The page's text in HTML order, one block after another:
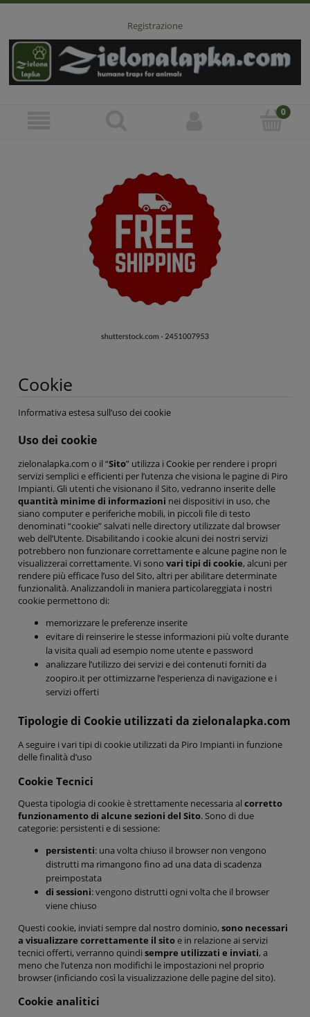
Registrazione
Cookie
Informativa estesa sull’uso dei cookie
Uso dei cookie
zielonalapka.com o il “Sito” utilizza i Cookie per rendere i propri
servizi semplici e efficienti per l’utenza che visiona le pagine di Piro
Impianti. Gli utenti che visionano il Sito, vedranno inserite delle
quantità minime di informazioni nei dispositivi in uso, che
siano computer e periferiche mobili, in piccoli file di testo
denominati “cookie” salvati nelle directory utilizzate dal browser
web dell’Utente. Disabilitando i cookie alcuni dei nostri servizi
potrebbero non funzionare correttamente e alcune pagine non le
visualizzerai correttamente. Vi sono vari tipi di cookie, alcuni per
rendere più efficace l’uso del Sito, altri per abilitare determinate
funzionalità. Analizzandoli in maniera particolareggiata i nostri
cookie permettono di:
memorizzare le preferenze inserite
evitare di reinserire le stesse informazioni più volte durante
la visita quali ad esempio nome utente e password
analizzare l’utilizzo dei servizi e dei contenuti forniti da
zoopiro.it per ottimizzarne l’esperienza di navigazione e i
servizi offerti
Tipologie di Cookie utilizzati da zielonalapka.com
A seguire i vari tipi di cookie utilizzati da Piro Impianti in funzione
delle finalità d’uso
Cookie Tecnici
Questa tipologia di cookie è strettamente necessaria al corretto
funzionamento di alcune sezioni del Sito. Sono di due
categorie: persistenti e di sessione:
persistenti: una volta chiuso il browser non vengono
distrutti ma rimangono fino ad una data di scadenza
preimpostata
di sessioni: vengono distrutti ogni volta che il browser
viene chiuso
Questi cookie, inviati sempre dal nostro dominio, sono necessari
a visualizzare correttamente il sitoe in relazione ai servizi
tecnici offerti, verranno quindi sempre utilizzati e inviati, a
meno che l’utenza non modifichi le impostazioni nel proprio
browser (inficiando così la visualizzazione delle pagine del sito).
Cookie analitici